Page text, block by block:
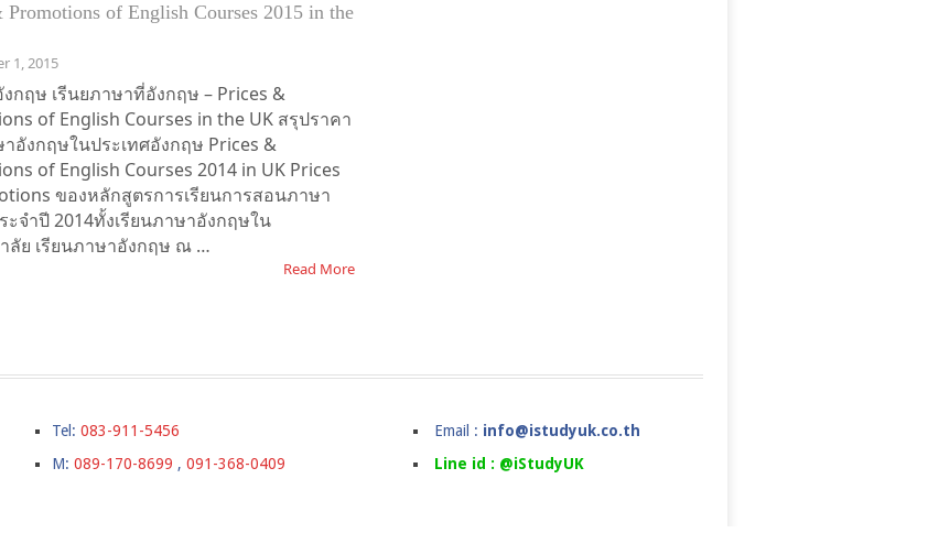
Promotions of English Courses 2015 in the
1, 2015
งกฤษ เรีนยภาษาที่อังกฤษ – Prices &
of English Courses in the UK สรุปราคา
าอังกฤษในประเทศอังกฤษ Prices &
of English Courses 2014 in UK Prices
ของหลักสูตรการเรียนการสอนภาษา
ะจำปี 2014ทั้งเรียนภาษาอังกฤษใน
ลัย เรียนภาษาอังกฤษ ณ …
Read More
Tel: 083-911-5456
M: 089-170-8699 , 091-368-0409
Email : info@istudyuk.co.th
Line id : @iStudyUK